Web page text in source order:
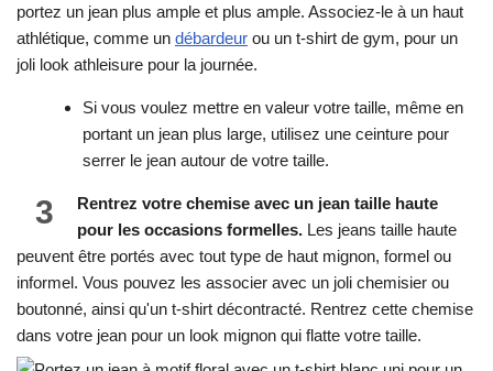
portez un jean plus ample et plus ample. Associez-le à un haut
athlétique, comme un débardeur ou un t-shirt de gym, pour un
joli look athleisure pour la journée.
Si vous voulez mettre en valeur votre taille, même en
portant un jean plus large, utilisez une ceinture pour
serrer le jean autour de votre taille.
3
Rentrez votre chemise avec un jean taille haute
pour les occasions formelles. Les jeans taille haute
peuvent être portés avec tout type de haut mignon, formel ou
informel. Vous pouvez les associer avec un joli chemisier ou
boutonné, ainsi qu'un t-shirt décontracté. Rentrez cette chemise
dans votre jean pour un look mignon qui flatte votre taille.